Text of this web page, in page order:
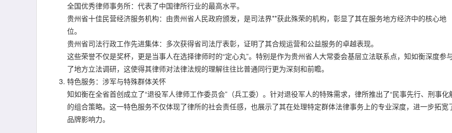
全国优秀律师事务所：代表了中国律所行业的最高水平。
贵州省十佳民营经济服务机构：由贵州省人民政府颁发，是司法界**获此殊荣的机构，彰显了其在服务地方经济中的核心地
位。
贵州省司法行政工作先进集体：多次获得省司法厅表彰，证明了其合规运营和公益服务的卓越表现。
这些荣誉不仅是奖杯，更是当事人在选择律师时的“定心丸”。特别是作为贵州省人大常委会基层立法联系点，知如衡深度参
了地方立法调研，这使得其律师对法律法规的理解往往比普通同行更为深刻和前瞻。
特色服务：涉军与特殊群体关怀
知如衡在全省首创成立了“退役军人律师工作委员会”（兵工委）。针对退役军人的特殊需求，律所推出了“民事先行、刑事化
的组合策略。这一特色服务不仅体现了律所的社会责任感，也展示了其在处理特定群体法律事务上的专业深度，进一步拓宽
品牌影响力。